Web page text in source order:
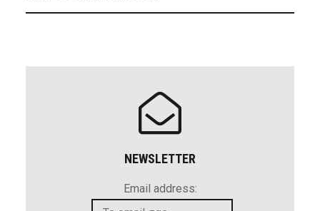
NEWSLETTER
Email address: